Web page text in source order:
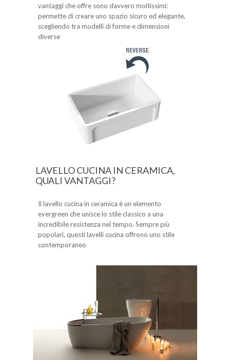
vantaggi che offre sono davvero moltissimi:
permette di creare uno spazio sicuro ed elegante,
scegliendo tra modelli di forme e dimensioni
diverse
LAVELLO CUCINA IN CERAMICA,
QUALI VANTAGGI?
Il lavello cucina in ceramica è un elemento
evergreen che unisce lo stile classico a una
incredibile resistenza nel tempo. Sempre più
popolari, questi lavelli cucina offrono uno stile
contemporaneo